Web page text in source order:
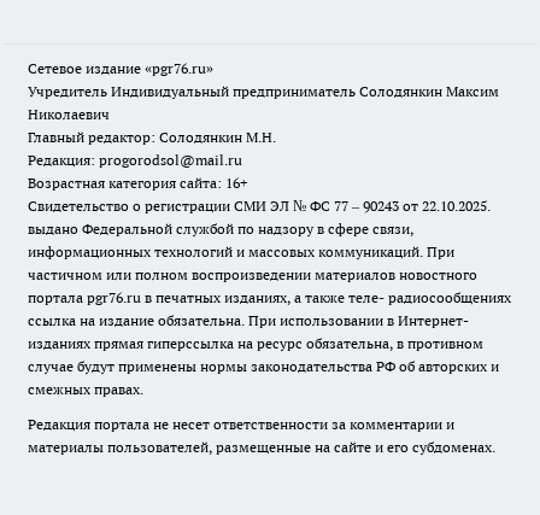
Сетевое издание «pgr76.ru»
Учредитель Индивидуальный предприниматель Солодянкин Максим
Николаевич
Главный редактор: Солодянкин М.Н.
Редакция: progorodsol@mail.ru
Возрастная категория сайта: 16+
Свидетельство о регистрации СМИ ЭЛ № ФС 77 – 90243 от 22.10.2025.
выдано Федеральной службой по надзору в сфере связи,
информационных технологий и массовых коммуникаций. При
частичном или полном воспроизведении материалов новостного
портала pgr76.ru в печатных изданиях, а также теле- радиосообщениях
ссылка на издание обязательна. При использовании в Интернет-
изданиях прямая гиперссылка на ресурс обязательна, в противном
случае будут применены нормы законодательства РФ об авторских и
смежных правах.
Редакция портала не несет ответственности за комментарии и
материалы пользователей, размещенные на сайте и его субдоменах.